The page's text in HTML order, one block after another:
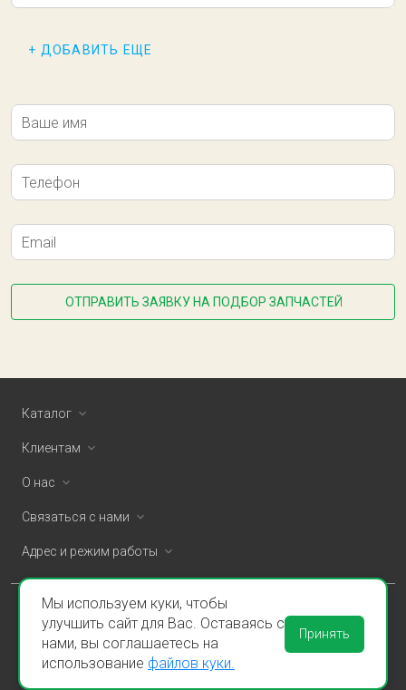
+ ДОБАВИТЬ ЕЩЕ
Ваше имя
Телефон
Email
ОТПРАВИТЬ ЗАЯВКУ НА ПОДБОР ЗАПЧАСТЕЙ
Каталог
Клиентам
О нас
Связаться с нами
Адрес и режим работы
ООО «Спаклин» © 2026
Политика конфиденциальности и оферта
Пользовательское соглашение
Мы используем куки, чтобы
улучшить сайт для Вас. Оставаясь с
нами, вы соглашаетесь на
использование файлов куки.
Принять